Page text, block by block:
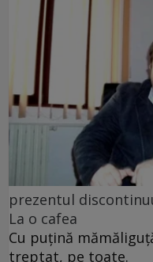
prezentul
La o cafea
Cu puţină
treptat, pe toate.